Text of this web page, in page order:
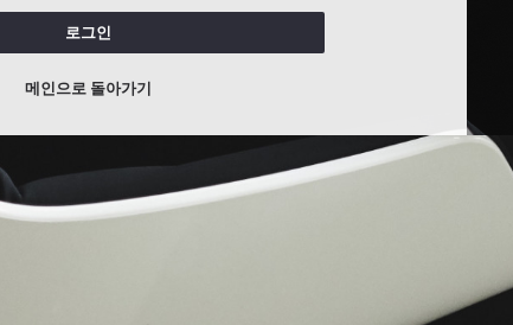
로그인
메인으로 돌아가기